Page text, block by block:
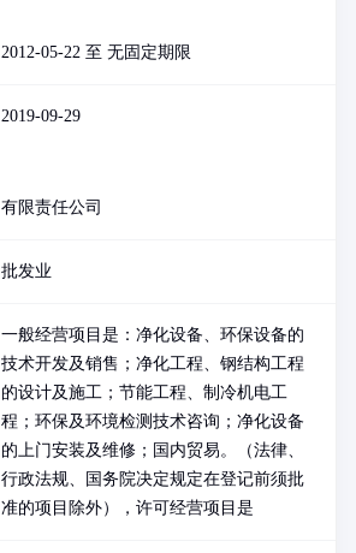
2012-05-22 至 无固定期限
2019-09-29
有限责任公司
批发业
一般经营项目是：净化设备、环保设备的
技术开发及销售；净化工程、钢结构工程
的设计及施工；节能工程、制冷机电工
程；环保及环境检测技术咨询；净化设备
的上门安装及维修；国内贸易。（法律、
行政法规、国务院决定规定在登记前须批
准的项目除外），许可经营项目是